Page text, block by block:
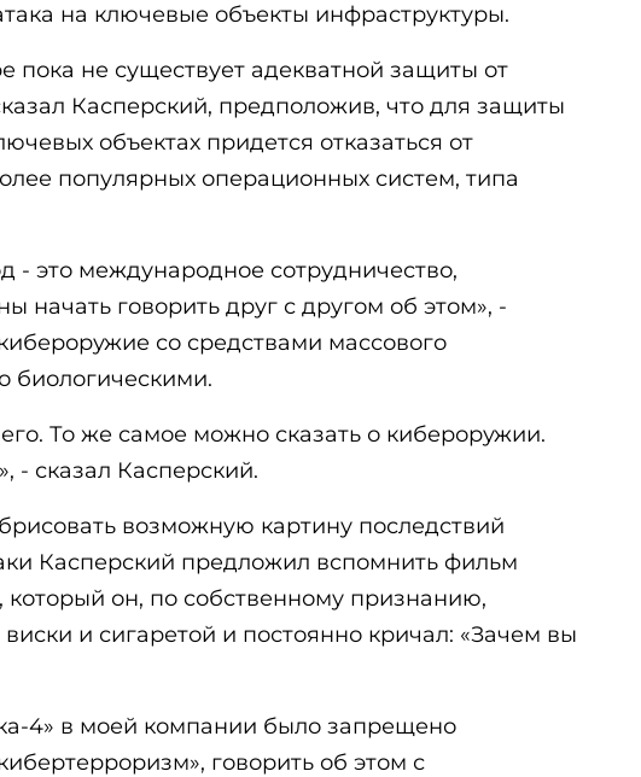
на ключевые объекты инфраструктуры.
пока не существует адекватной защиты от
Касперский, предположив, что для защиты
объектах придется отказаться от
популярных операционных систем, типа
- это международное сотрудничество,
начать говорить друг с другом об этом», -
со средствами массового
биологическими.
его. То же самое можно сказать о кибероружии.
- сказал Касперский.
возможную картину последствий
Касперский предложил вспомнить фильм
он, по собственному признанию,
и сигаретой и постоянно кричал: «Зачем вы
4» в моей компании было запрещено
говорить об этом с